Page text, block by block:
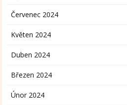
Červenec 2024
Květen 2024
Duben 2024
Březen 2024
Únor 2024